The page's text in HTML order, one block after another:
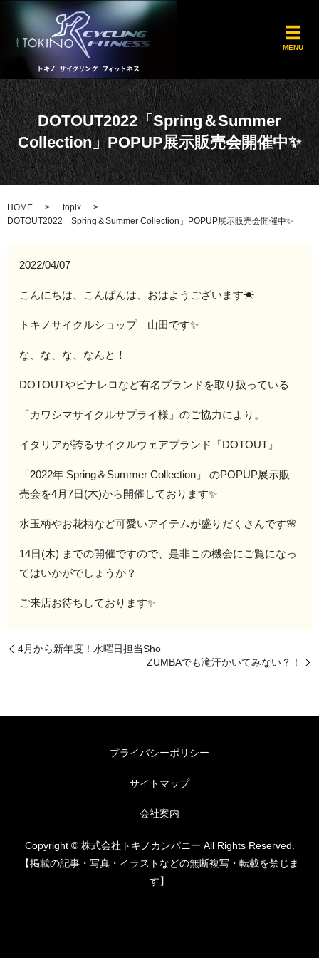
MENU
DOTOUT2022「Spring＆Summer
Collection」POPUP展示販売会開催中✨
HOME
topix
DOTOUT2022「Spring＆Summer Collection」POPUP展示販売会開催中✨
2022/04/07
こんにちは、こんばんは、おはようございます☀
トキノサイクルショップ 山田です✨
な、な、な、なんと！
DOTOUTやピナレロなど有名ブランドを取り扱っている
「カワシマサイクルサプライ様」のご協力により。
イタリアが誇るサイクルウェアブランド「DOTOUT」
「2022年 Spring＆Summer Collection」 のPOPUP展示販
売会を4月7日(木)から開催しております✨
水玉柄やお花柄など可愛いアイテムが盛りだくさんです🌸
14日(木) までの開催ですので、是非この機会にご覧になっ
てはいかがでしょうか？
ご来店お待ちしております✨
4月から新年度！水曜日担当Sho
ZUMBAでも滝汗かいてみない？！
プライバシーポリシー
サイトマップ
会社案内
Copyright © 株式会社トキノカンパニー All Rights Reserved.
【掲載の記事・写真・イラストなどの無断複写・転載を禁じま
す】